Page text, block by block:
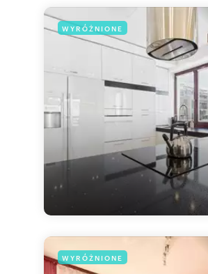
WYRÓŻNIONE
WYRÓŻNIONE